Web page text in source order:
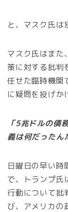
と、マスク氏は
マスク氏はまた
策に対する批判
任せた臨時機関
に疑問を投げか
「5兆ドルの債
義は何だったん
日曜日の早い時
で、トランプ氏
行動について批
び、アメリカの